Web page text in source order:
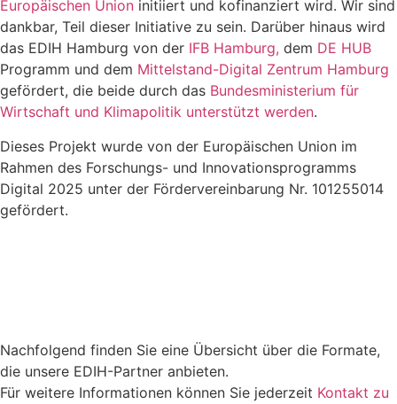
Europäischen Union initiiert und kofinanziert wird. Wir sind
dankbar, Teil dieser Initiative zu sein. Darüber hinaus wird
das EDIH Hamburg von der IFB Hamburg, dem DE HUB
Programm und dem Mittelstand-Digital Zentrum Hamburg
gefördert, die beide durch das Bundesministerium für
Wirtschaft und Klimapolitik unterstützt werden.
Dieses Projekt wurde von der Europäischen Union im
Rahmen des Forschungs- und Innovationsprogramms
Digital 2025 unter der Fördervereinbarung Nr. 101255014
gefördert.
Nachfolgend finden Sie eine Übersicht über die Formate,
die unsere EDIH-Partner anbieten.
Für weitere Informationen können Sie jederzeit Kontakt zu